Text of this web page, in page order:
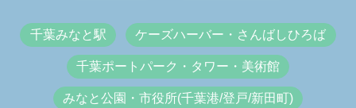
千葉みなと駅 ケーズハーバー・さんばしひろば
千葉ポートパーク・タワー・美術館
みなと公園・市役所(千葉港/登戸/新田町)